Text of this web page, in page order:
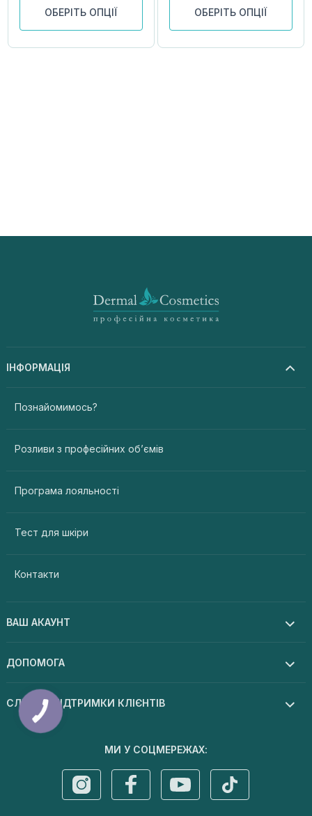
ОБЕРІТЬ ОПЦІЇ ОБЕРІТЬ ОПЦІЇ
ІНФОРМАЦІЯ
Познайомимось?
Розливи з професійних об’ємів
Програма лояльності
Тест для шкіри
Контакти
ВАШ АКАУНТ
ДОПОМОГА
СЛУЖБА ПІДТРИМКИ КЛІЄНТІВ
МИ У СОЦМЕРЕЖАХ: